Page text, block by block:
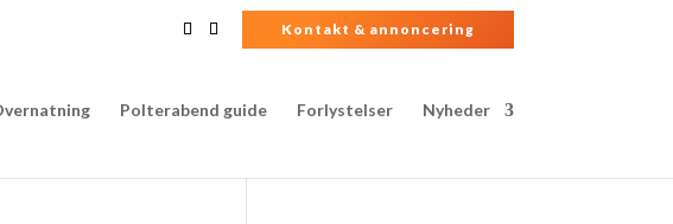
Kontakt & annoncering
Polterabend guide Forlystelser Nyheder